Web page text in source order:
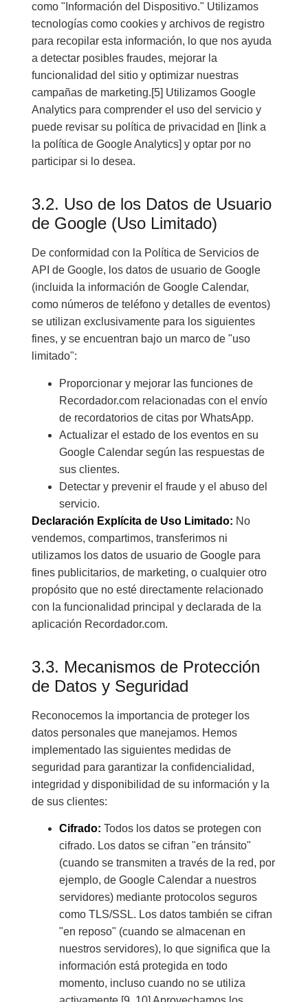
como "Información del Dispositivo." Utilizamos
tecnologías como cookies y archivos de registro
para recopilar esta información, lo que nos ayuda
a detectar posibles fraudes, mejorar la
funcionalidad del sitio y optimizar nuestras
campañas de marketing.[5] Utilizamos Google
Analytics para comprender el uso del servicio y
puede revisar su política de privacidad en [link a
la política de Google Analytics] y optar por no
participar si lo desea.
3.2. Uso de los Datos de Usuario
de Google (Uso Limitado)
De conformidad con la Política de Servicios de
API de Google, los datos de usuario de Google
(incluida la información de Google Calendar,
como números de teléfono y detalles de eventos)
se utilizan exclusivamente para los siguientes
fines, y se encuentran bajo un marco de "uso
limitado":
Proporcionar y mejorar las funciones de
Recordador.com relacionadas con el envío
de recordatorios de citas por WhatsApp.
Actualizar el estado de los eventos en su
Google Calendar según las respuestas de
sus clientes.
Detectar y prevenir el fraude y el abuso del
servicio.
Declaración Explícita de Uso Limitado: No
vendemos, compartimos, transferimos ni
utilizamos los datos de usuario de Google para
fines publicitarios, de marketing, o cualquier otro
propósito que no esté directamente relacionado
con la funcionalidad principal y declarada de la
aplicación Recordador.com.
3.3. Mecanismos de Protección
de Datos y Seguridad
Reconocemos la importancia de proteger los
datos personales que manejamos. Hemos
implementado las siguientes medidas de
seguridad para garantizar la confidencialidad,
integridad y disponibilidad de su información y la
de sus clientes:
Cifrado: Todos los datos se protegen con
cifrado. Los datos se cifran "en tránsito"
(cuando se transmiten a través de la red, por
ejemplo, de Google Calendar a nuestros
servidores) mediante protocolos seguros
como TLS/SSL. Los datos también se cifran
"en reposo" (cuando se almacenan en
nuestros servidores), lo que significa que la
información está protegida en todo
momento, incluso cuando no se utiliza